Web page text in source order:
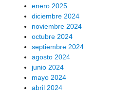
enero 2025
diciembre 2024
noviembre 2024
octubre 2024
septiembre 2024
agosto 2024
junio 2024
mayo 2024
abril 2024